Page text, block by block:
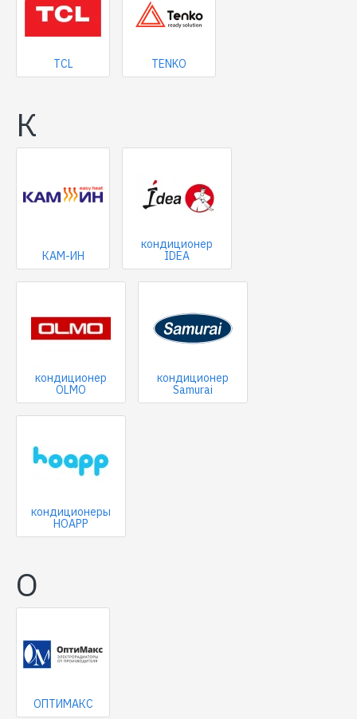
TCL TENKO
К
КАМ-ИН
кондиционер
IDEA
кондиционер
OLMO
кондиционер
Samurai
кондиционеры
HOAPP
О
ОПТИМАКС